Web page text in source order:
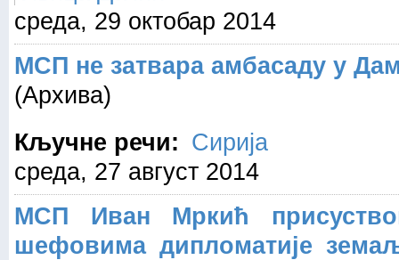
среда, 29 октобар 2014
МСП не затвара амбасаду у
(Архива)
Кључне речи: Сирија
среда, 27 август 2014
МСП Иван Мркић
шефовима дипломатије